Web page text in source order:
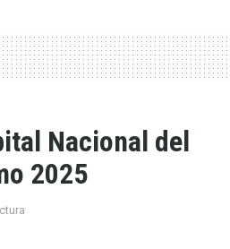
Nacional del
2025